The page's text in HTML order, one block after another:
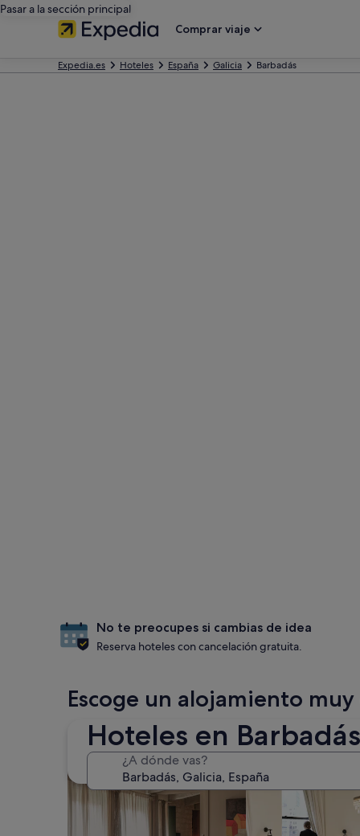
Pasar a la sección principal
Comprar viaje
Expedia.es Hoteles España Galicia Barbadás
Hoteles en Barbadás
¿A dónde vas?
No te preocupes si cambias de idea
Reserva hoteles con cancelación gratuita.
Escoge un alojamiento
Buscar apartamentos Buscar condominios